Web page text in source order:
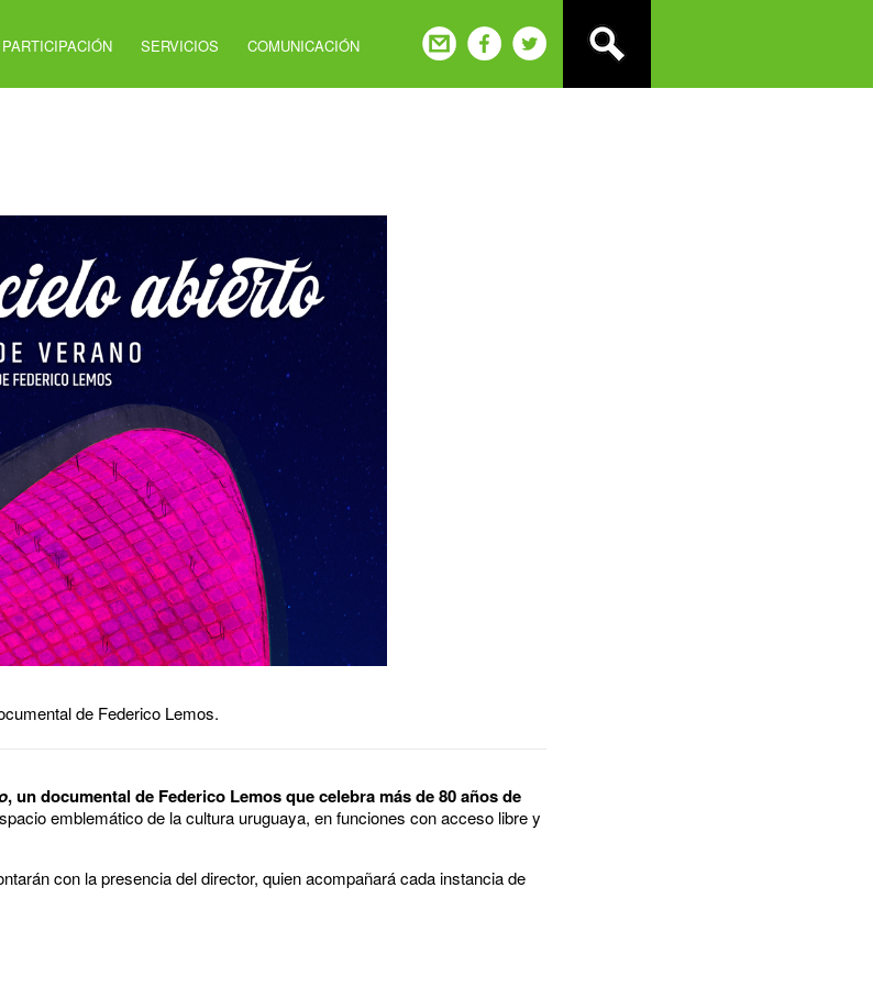
PARTICIPACIÓN SERVICIOS COMUNICACIÓN
de Federico Lemos.
, un documental de Federico Lemos que celebra más de 80 años de
emblemático de la cultura uruguaya, en funciones con acceso libre y
con la presencia del director, quien acompañará cada instancia de